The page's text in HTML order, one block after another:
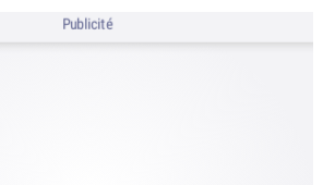
Publicité